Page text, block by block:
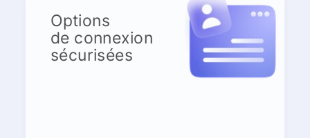
Options
de connexion
sécurisées